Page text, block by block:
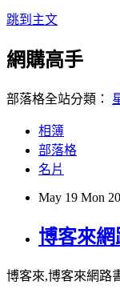
跳到主文
網購高手
部落格全站分類：
相簿
部落格
名片
May 19 Mon
博客來
博客來,博客來網路